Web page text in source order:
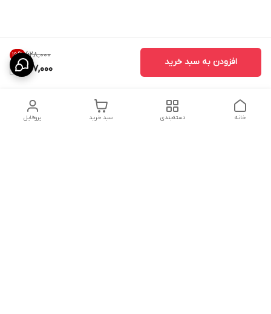
۶۲۸٬۰۰۰ 16%
527,000
افزودن به سبد خرید
پروفایل سبد خرید دسته‌بندی خانه